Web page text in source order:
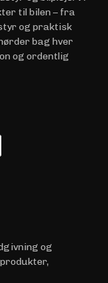
til bilen – fra
og praktisk
bag hver
og ordentlig
og